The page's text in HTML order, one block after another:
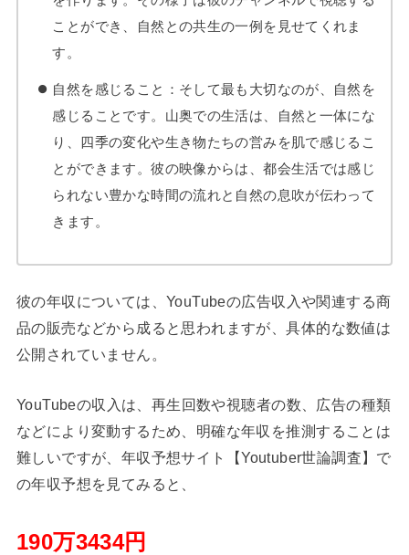
ことができ、自然との共生の一例を見せてくれま
す。
自然を感じること：そして最も大切なのが、自然を
感じることです。山奥での生活は、自然と一体にな
り、四季の変化や生き物たちの営みを肌で感じるこ
とができます。彼の映像からは、都会生活では感じ
られない豊かな時間の流れと自然の息吹が伝わって
きます。
彼の年収については、YouTubeの広告収入や関連する商
品の販売などから成ると思われますが、具体的な数値は
公開されていません。
YouTubeの収入は、再生回数や視聴者の数、広告の種類
などにより変動するため、明確な年収を推測することは
難しいですが、年収予想サイト【Youtuber世論調査】で
の年収予想を見てみると、
190万3434円